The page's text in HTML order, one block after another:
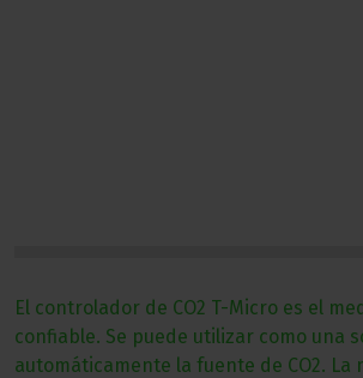
El controlador de CO2 T-Micro es el
confiable. Se puede utilizar como una
automáticamente la fuente de CO2.